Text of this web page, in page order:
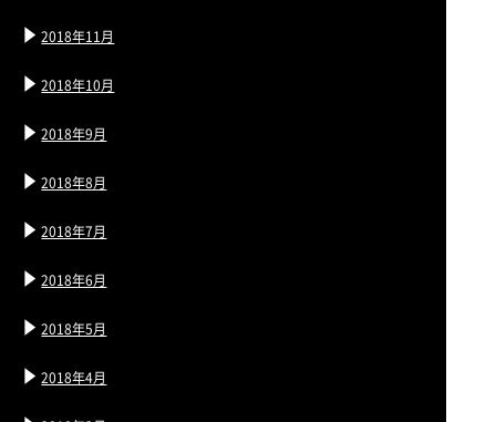
2018年11月
2018年10月
2018年9月
2018年8月
2018年7月
2018年6月
2018年5月
2018年4月